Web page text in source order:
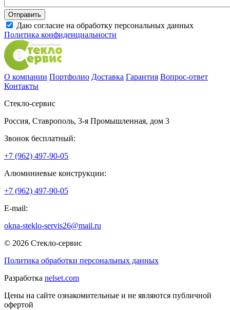
Даю согласие на обработку персональных данных
Политика конфиденциальности
О компании Портфолио Доставка Гарантия Вопрос-ответ
Контакты
Стекло-сервис
Россия, Ставрополь, 3-я Промышленная, дом 3
Звонок бесплатный:
+7 (962) 497-90-05
Алюминиевые конструкции:
+7 (962) 497-90-05
E-mail:
okna-steklo-servis26@mail.ru
© 2026 Стекло-сервис
Политика обработки персональных данных
Разработка nelset.com
Цены на сайте ознакомительные и не являются публичной
офертой